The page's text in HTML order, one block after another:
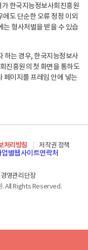
한국지능정보사회진흥원
도 단순한 오류 정정 이외
는 형사처벌을 받을 수 있습
하는 경우, 한국지능정보사
진흥원의 첫 화면을 통하도
페이지를 프레임 안에 넣는
처리방침
저작권 정책
업별웹사이트연락처
영관리단장
. All Rights Reserved.